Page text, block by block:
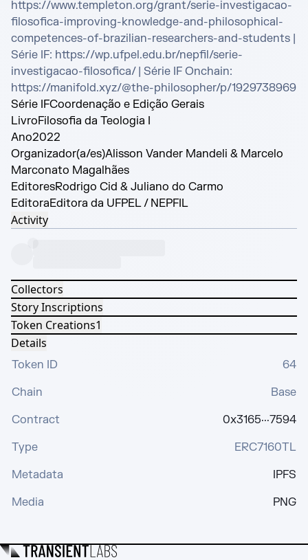
https://www.templeton.org/grant/serie-investigacao-
filosofica-improving-knowledge-and-philosophical-
competences-of-brazilian-researchers-and-students |
Série IF: https://wp.ufpel.edu.br/nepfil/serie-
investigacao-filosofica/ | Série IF Onchain:
https://manifold.xyz/@the-philosopher/p/1929738969
Série IFCoordenação e Edição Gerais
LivroFilosofia da Teologia I
Ano2022
Organizador(a/es)Alisson Vander Mandeli & Marcelo
Marconato Magalhães
EditoresRodrigo Cid & Juliano do Carmo
EditoraEditora da UFPEL / NEPFIL
Activity
Collectors
Story Inscriptions
Token Creations1
Details
Token ID
64
Chain
Base
Contract
0x3165···7594
Type
ERC7160TL
Metadata
IPFS
Media
PNG